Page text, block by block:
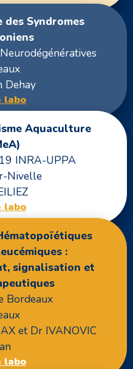
Syndromes
Dehay
labo
Aquaculture
INRA-UPPA
Nivelle
labo
:
signalisation et
Bordeaux
et Dr IVANOVIC
labo